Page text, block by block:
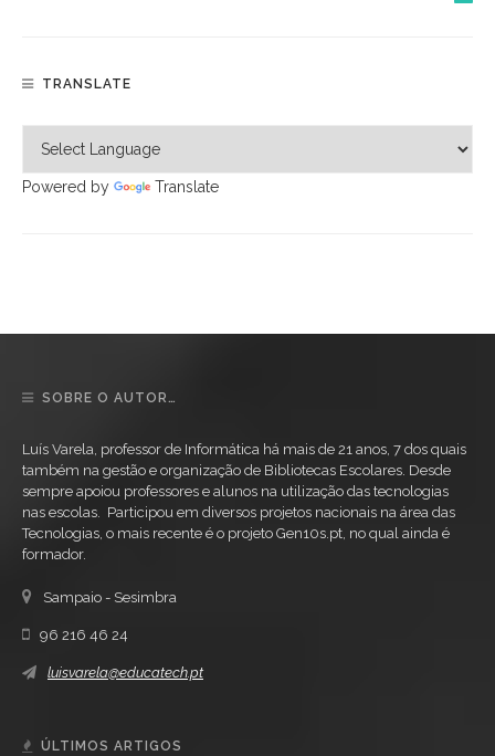
TRANSLATE
Powered by Translate
SOBRE O AUTOR…
Luís Varela, professor de Informática há mais de 21 anos, 7 dos quais
também na gestão e organização de Bibliotecas Escolares. Desde
sempre apoiou professores e alunos na utilização das tecnologias
nas escolas. Participou em diversos projetos nacionais na área das
Tecnologias, o mais recente é o projeto Gen10s.pt, no qual ainda é
formador.
Sampaio - Sesimbra
96 216 46 24
luisvarela@educatech.pt
ÚLTIMOS ARTIGOS